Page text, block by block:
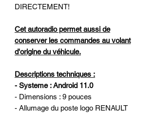
DIRECTEMENT!
Cet autoradio permet aussi de
conserver les commandes au volant
d'origine du véhicule.
Descriptions techniques :
- Systeme : Android 11.0
- Dimensions : 9 pouces
- Allumage du poste logo RENAULT